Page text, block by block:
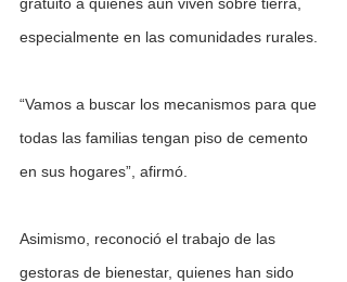
especialmente en las comunidades rurales.
“Vamos a buscar los mecanismos para que
todas las familias tengan piso de cemento
en sus hogares”, afirmó.
Asimismo, reconoció el trabajo de las
gestoras de bienestar, quienes han sido